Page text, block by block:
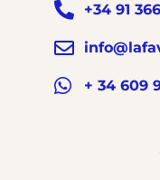
+34 91
+ 34 609